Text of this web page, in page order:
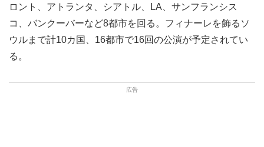
ロント、アトランタ、シアトル、LA、サンフランシス
コ、バンクーバーなど8都市を回る。フィナーレを飾るソ
ウルまで計10カ国、16都市で16回の公演が予定されてい
る。